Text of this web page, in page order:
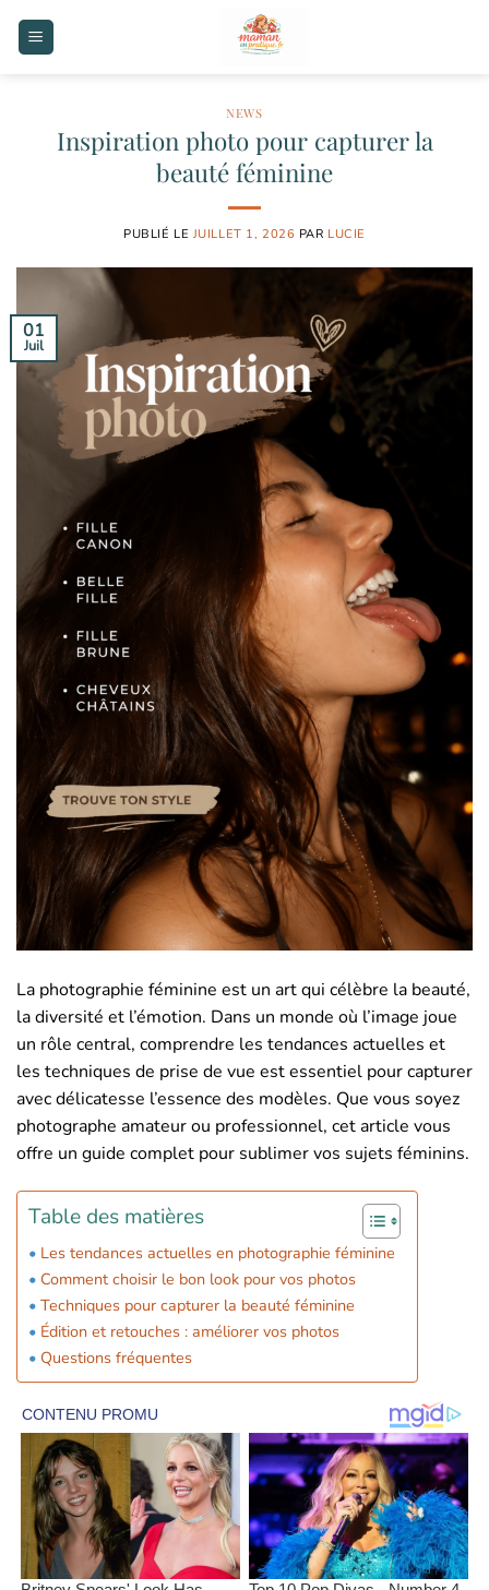
NEWS
Inspiration photo pour capturer la
beauté féminine
PUBLIÉ LE JUILLET 1, 2026 PAR LUCIE
01
Juil
La photographie féminine est un art qui célèbre la beauté,
la diversité et l’émotion. Dans un monde où l’image joue
un rôle central, comprendre les tendances actuelles et
les techniques de prise de vue est essentiel pour capturer
avec délicatesse l’essence des modèles. Que vous soyez
photographe amateur ou professionnel, cet article vous
offre un guide complet pour sublimer vos sujets féminins.
Table des matières
Les tendances actuelles en photographie féminine
Comment choisir le bon look pour vos photos
Techniques pour capturer la beauté féminine
Édition et retouches : améliorer vos photos
Questions fréquentes